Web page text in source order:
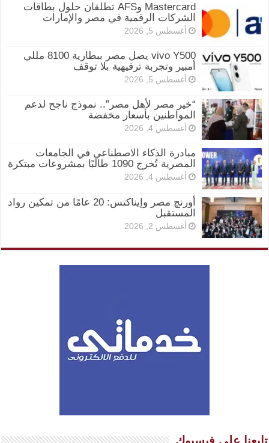
Mastercard وAFS تطلقان حلول بطاقات
الشركات الرقمية في مصر والإمارات
أغسطس 5, 2026
vivo Y500 يصل مصر ببطارية 8100 مللي
أمبير وتجربة ترفيهية بلا توقف
أغسطس 5, 2026
“خير مصر لأهل مصر”.. نموذج ناجح لدعم
المواطنين بأسعار مخفضة
أغسطس 4, 2026
مبادرة الذكاء الاصطناعي في الجامعات
المصرية تُخرج 1090 طالبًا بمشروعات مبتكرة
أغسطس 4, 2026
أورنچ مصر وإيناكتس: 20 عامًا من تمكين رواد
المستقبل
أغسطس 2, 2026